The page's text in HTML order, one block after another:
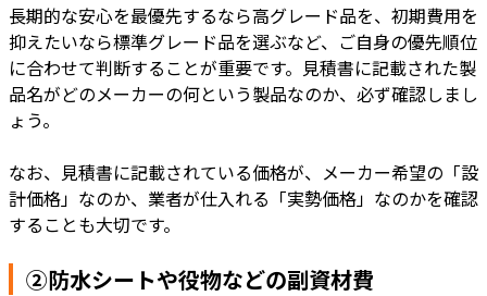
長期的な安心を最優先するなら高グレード品を、初期費用を
抑えたいなら標準グレード品を選ぶなど、ご自身の優先順位
に合わせて判断することが重要です。見積書に記載された製
品名がどのメーカーの何という製品なのか、必ず確認しまし
ょう。
なお、見積書に記載されている価格が、メーカー希望の「設
計価格」なのか、業者が仕入れる「実勢価格」なのかを確認
することも大切です。
②防水シートや役物などの副資材費